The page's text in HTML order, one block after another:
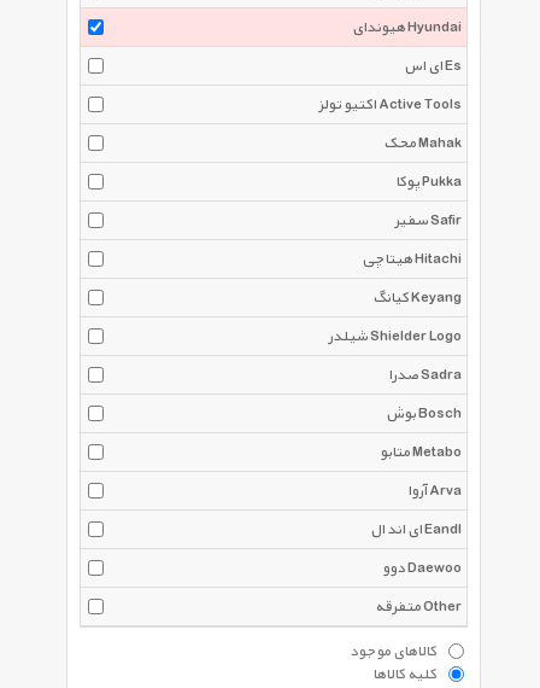
هیوندای Hyundai
ای اس Es
اکتیو تولز Active Tools
محک Mahak
پوکا Pukka
سفیر Safir
هیتاچی Hitachi
کیانگ Keyang
شیلدر Shielder Logo
صدرا Sadra
بوش Bosch
متابو Metabo
آروا Arva
ای اند ال Eandl
دوو Daewoo
متفرقه Other
کالاهای موجود
کلیه کالاها